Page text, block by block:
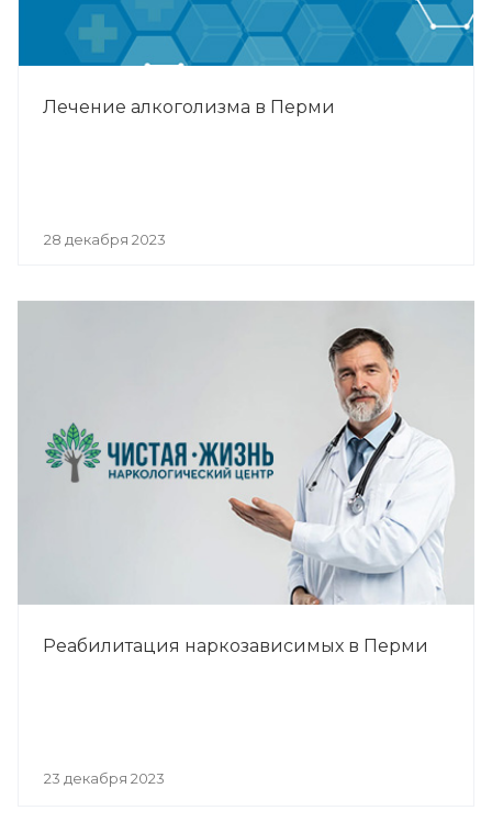
Лечение алкоголизма в Перми
28 декабря 2023
Реабилитация наркозависимых в Перми
23 декабря 2023